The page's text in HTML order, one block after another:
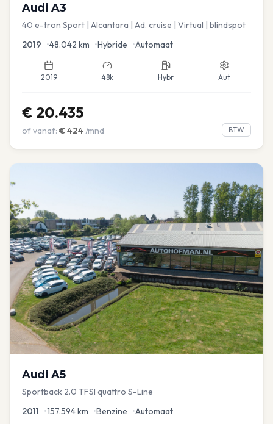
Audi A3
40 e-tron Sport | Alcantara | Ad. cruise | Virtual | blindspot
2019 •48.042 km •Hybride •Automaat
2019 48k Hybr Aut
€ 20.435
of vanaf: € 424 /mnd BTW
Audi A5
Sportback 2.0 TFSI quattro S-Line
2011 •157.594km •Benzine •Automaat